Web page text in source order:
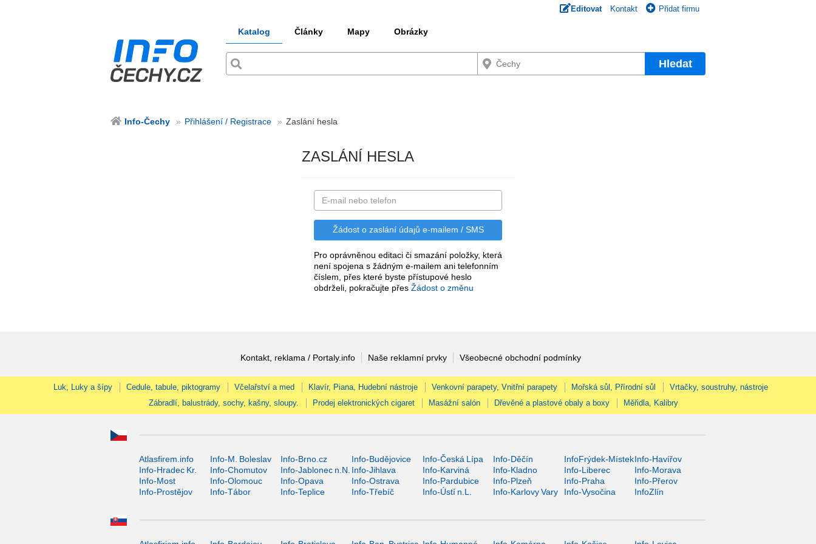
Editovat Kontakt Přidat firmu
Katalog Články Mapy Obrázky
Hledat
Info-Čechy Přihlášení / Registrace Zaslání hesla
ZASLÁNÍ HESLA
Pro oprávněnou editaci či smazání položky, která
není spojena s žádným e-mailem ani telefonním
číslem, přes které byste přístupové heslo
obdrželi, pokračujte přes Žádost o změnu
Kontakt, reklama / Portaly.info Naše reklamní prvky Všeobecné obchodní podmínky
Luk, Luky a šípy Cedule, tabule, piktogramy Včelařství a med Klavír, Piana, Hudební nástroje Venkovní parapety, Vnitřní parapety Mořská sůl, Přírodní sůl
Vrtačky, soustruhy, nástroje
Zábradlí, balustrády, sochy, kašny, sloupy.
Prodej elektronických cigaret Masážní salón Dřevěné a plastové obaly a boxy Měřidla, Kalibry
Atlasfirem.info Info-M. Boleslav Info-Brno.cz Info-Budějovice Info-Česká Lípa Info-Děčín InfoFrýdek-MístekInfo-Havířov
Info-Hradec Kr.
Info-Chomutov Info-Jablonec n.N. Info-Jihlava Info-Karviná Info-Kladno Info-Liberec
Info-Morava
Info-Most
Info-Olomouc Info-Opava Info-Ostrava Info-Pardubice Info-Plzeň Info-Praha
Info-Přerov
Info-Prostějov
Info-Tábor Info-Teplice Info-Třebíč Info-Ústí n.L. Info-Karlovy Vary Info-Vysočina InfoZlín